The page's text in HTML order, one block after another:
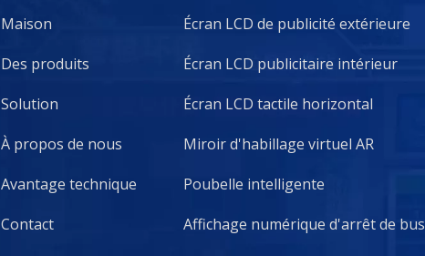
Maison
Des produits
Solution
À propos de nous
Avantage technique
Contact
Écran LCD de publicité extérieure
Écran LCD publicitaire intérieur
Écran LCD tactile horizontal
Miroir d'habillage virtuel AR
Poubelle intelligente
Affichage numérique d'arrêt de bus